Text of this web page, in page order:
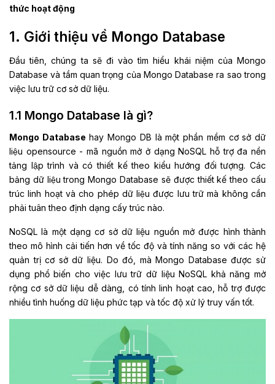
thức hoạt động
1. Giới thiệu về Mongo Database
Đầu tiên, chúng ta sẽ đi vào tìm hiểu khái niệm của Mongo
Database và tầm quan trọng của Mongo Database ra sao trong
việc lưu trữ cơ sở dữ liệu.
1.1 Mongo Database là gì?
Mongo Database hay Mongo DB là một phần mềm cơ sở dữ
liệu opensource - mã nguồn mở ở dạng NoSQL hỗ trợ đa nền
tảng lập trình và có thiết kế theo kiểu hướng đối tượng. Các
bảng dữ liệu trong Mongo Database sẽ được thiết kế theo cấu
trúc linh hoạt và cho phép dữ liệu được lưu trữ mà không cần
phải tuân theo định dạng cấy trúc nào.
NoSQL là một dạng cơ sở dữ liệu nguồn mở được hình thành
theo mô hình cải tiến hơn về tốc độ và tính năng so với các hệ
quản trị cơ sở dữ liệu. Do đó, mà Mongo Database được sử
dụng phổ biến cho việc lưu trữ dữ liệu NoSQL khả năng mở
rộng cơ sở dữ liệu dễ dàng, có tính linh hoạt cao, hỗ trợ được
nhiều tình huống dữ liệu phức tạp và tốc độ xử lý truy vấn tốt.